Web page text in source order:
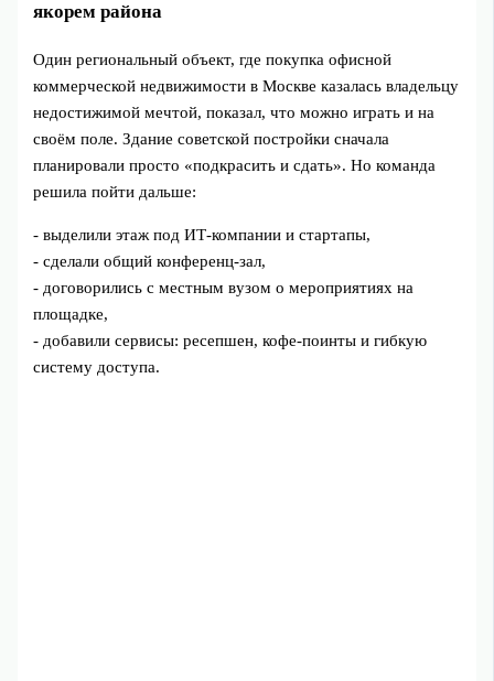
якорем района
Один региональный объект, где покупка офисной
коммерческой недвижимости в Москве казалась владельцу
недостижимой мечтой, показал, что можно играть и на
своём поле. Здание советской постройки сначала
планировали просто «подкрасить и сдать». Но команда
решила пойти дальше:
- выделили этаж под ИТ-компании и стартапы,
- сделали общий конференц-зал,
- договорились с местным вузом о мероприятиях на
площадке,
- добавили сервисы: ресепшен, кофе-поинты и гибкую
систему доступа.